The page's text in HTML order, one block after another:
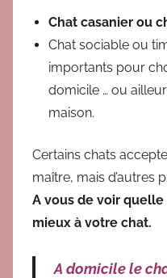
Chat casanier ou
Chat sociable ou
importants pour
domicile … ou
maison.
Certains chats
maître, mais d’autres
A vous de voir
mieux à votre chat.
A domicile le